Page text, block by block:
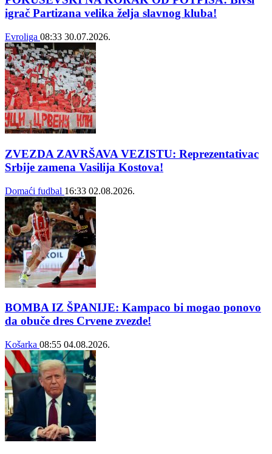
igrač Partizana velika želja slavnog kluba!
Evroliga 08:33 30.07.2026.
ZVEZDA ZAVRŠAVA VEZISTU: Reprezentativac
Srbije zamena Vasilija Kostova!
Domaći fudbal 16:33 02.08.2026.
BOMBA IZ ŠPANIJE: Kampaco bi mogao ponovo
da obuče dres Crvene zvezde!
Košarka 08:55 04.08.2026.